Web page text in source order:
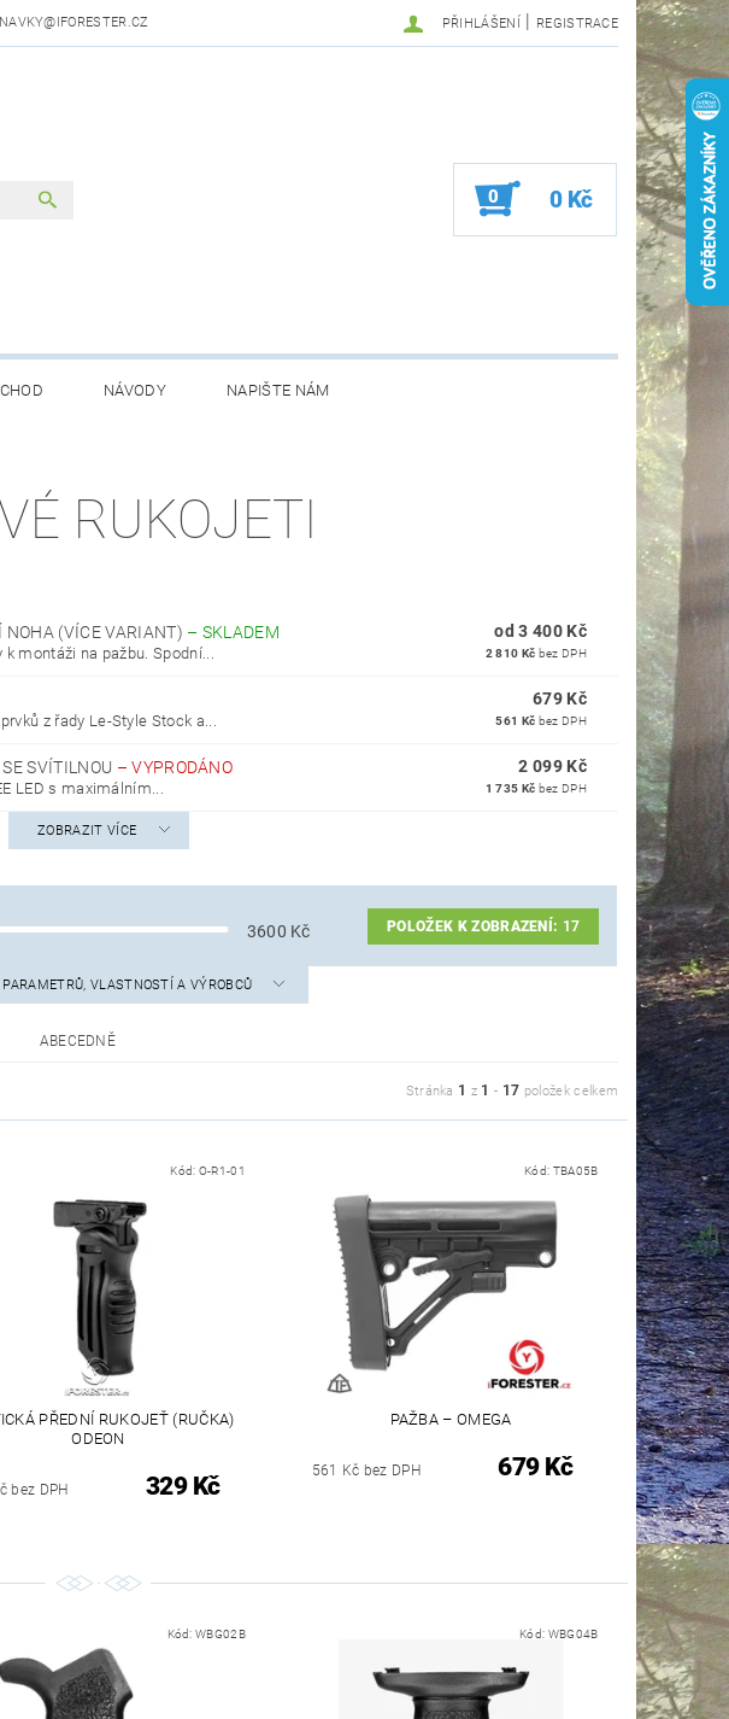
PŘIHLÁŠENÍ | REGISTRACE
0 0 Kč
NÁVODY NAPIŠTE NÁM
RUKOJETI
NOHA (VÍCE VARIANT) – SKLADEM
montáži na pažbu. Spodní...
od 3 400 Kč
2 810 Kč bez DPH
z řady Le-Style Stock a...
679 Kč
561 Kč bez DPH
SVÍTILNOU –VYPRODÁNO
LED s maximálním...
2 099 Kč
1 735 Kč bez DPH
ZOBRAZIT VÍCE
3600 Kč POLOŽEK K ZOBRAZENÍ: 17
PARAMETRŮ, VLASTNOSTÍ A VÝROBCŮ
ABECEDNĚ
Stránka 1 z 1 - 17 položek celkem
Kód: O-R1-01
PŘEDNÍ RUKOJEŤ (RUČKA)
ODEON
bez DPH 329 Kč
Kód: TBA05B
PAŽBA – OMEGA
561 Kč bez DPH 679 Kč
Kód:WBG02B Kód: WBG04B